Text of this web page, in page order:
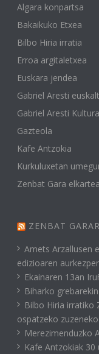
Algara konpartsa
Bakaikuko Etxea
Bilbo Hiria irratia
Erroa argitaletxea
Euskara jendea
Gabriel Aresti
Gabriel Aresti
Gazteola
Kafe Antzokia
Kurkuluxetan
Zenbat Gara elkartea
ZENBAT
Amets Arzallusen
edizioaren
Ekainaren 13an
Biharko
Bilbo Hiria irratiko
ospatzeko
Merezimenduzko
Kafe Antzokiak